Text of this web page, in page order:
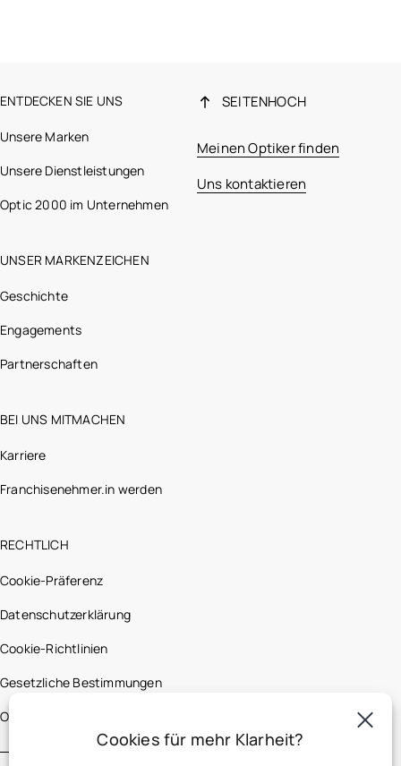
ENTDECKEN SIE UNS
Unsere Marken
Unsere Dienstleistungen
Optic 2000 im Unternehmen
UNSER MARKENZEICHEN
Geschichte
Engagements
Partnerschaften
BEI UNS MITMACHEN
Karriere
Franchisenehmer.in werden
RECHTLICH
Cookie-Präferenz
Datenschutzerklärung
Cookie-Richtlinien
Gesetzliche Bestimmungen
Optic 2000 France
SEITENHOCH
Meinen Optiker finden
Uns kontaktieren
Cookies für mehr Klarheit?